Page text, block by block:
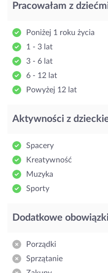
Pracowałam z
Poniżej 1 roku życia
1 - 3 lat
3 - 6 lat
6 - 12 lat
Powyżej 12 lat
Aktywności z
Spacery
Kreatywność
Muzyka
Sporty
Dodatkowe
Porządki
Sprzątanie